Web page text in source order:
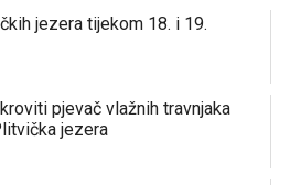
jezera tijekom 18. i 19.
pjevač vlažnih travnjaka
jezera